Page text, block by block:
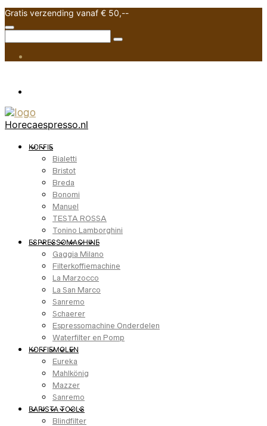
Gratis verzending vanaf € 50,--
Horecaespresso.nl
KOFFIE
Bialetti
Bristot
Breda
Bonomi
Manuel
TESTA ROSSA
Tonino Lamborghini
ESPRESSOMACHINE
Gaggia Milano
Filterkoffiemachine
La Marzocco
La San Marco
Sanremo
Schaerer
Espressomachine Onderdelen
Waterfilter en Pomp
KOFFIEMOLEN
Eureka
Mahlkönig
Mazzer
Sanremo
BARISTA TOOLS
Blindfilter